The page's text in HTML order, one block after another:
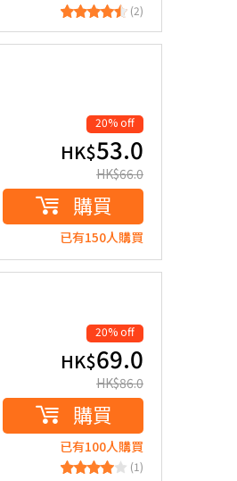
(2)
20% off
HK$53.0
HK$66.0
購買
已有150人購買
20% off
HK$69.0
HK$86.0
購買
已有100人購買
(1)